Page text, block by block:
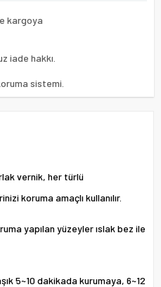
kargoya
iade hakkı.
sistemi.
vernik, her türlü
koruma amaçlı kullanılır.
yapılan yüzeyler ıslak bez ile
5~10 dakikada kurumaya, 6~12